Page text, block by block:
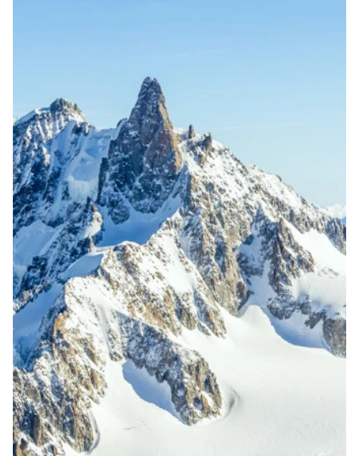
Hun doel is advertenties weergeven die zijn
toegesneden op en relevant zijn voor de individuele
gebruiker. Deze advertenties worden zo waardevoller
voor uitgevers en externe adverteerders.
Marketing
Functionele en analytische cookies
Functionele cookies zijn nodig om een boeking te
kunnen maken op onze website. Met de analytische
cookies doen we kennis op. Deze informatie gebruiken
we om onze sites elke dag weer een beetje beter te
maken. Het bezoekgedrag wordt anoniem in beeld
gebracht.
Functionele en analytische cookies
OPSLAAN ALLES ACCEPTEREN